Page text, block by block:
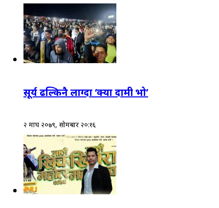
सूर्य ढल्किनै लाग्दा ‘क्या दामी भो’
२ माघ २०७९, सोमबार २०:१६